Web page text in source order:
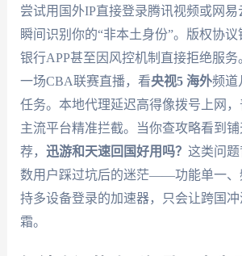
尝试用国外IP直接登录腾讯视频或网
瞬间识别你的“非本土身份”。版权协议
银行APP甚至因风控机制直接拒绝服
一场CBA联赛直播，看央视5 海外频道
任务。本地代理延迟高得像拨号上网
主流平台精准拦截。当你查攻略看到
荐， 迅游和天速回国好用吗？ 这类问
数用户踩过坑后的迷茫——功能单一、
持多设备登录的加速器，只会让跨国
霜。